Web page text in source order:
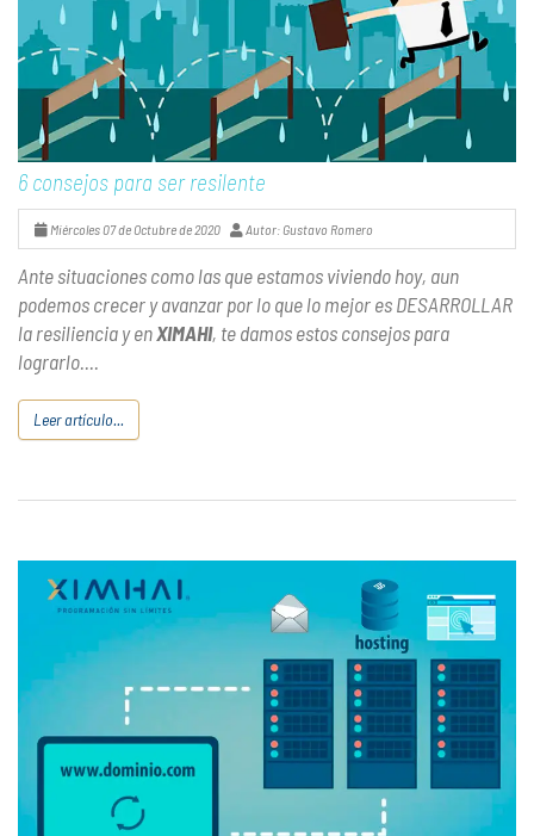
6 consejos para ser resilente
Miércoles 07 de Octubre de 2020 Autor: Gustavo Romero
Ante situaciones como las que estamos viviendo hoy, aun
podemos crecer y avanzar por lo que lo mejor es DESARROLLAR
la resiliencia y enXIMAHI, te damos estos consejos para
lograrlo....
Leer artículo...